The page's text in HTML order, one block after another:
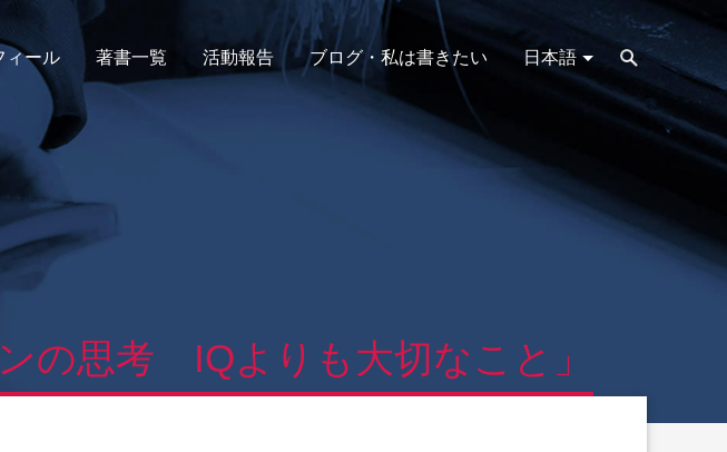
ィール 著書一覧 活動報告 ブログ・私は書きたい 日本語
の思考 IQよりも大切なこと」